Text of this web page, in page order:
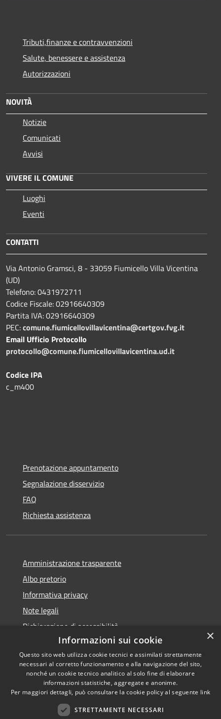
Tributi,finanze e contravvenzioni
Salute, benessere e assistenza
Autorizzazioni
NOVITÀ
Notizie
Comunicati
Avvisi
VIVERE IL COMUNE
Luoghi
Eventi
CONTATTI
Via Antonio Gramsci, 8 - 33059 Fiumicello Villa Vicentina
(UD)
Telefono: 0431972711
Codice Fiscale: 02916640309
Partita IVA: 02916640309
PEC:comune.fiumicellovillavicentina@certgov.fvg.it
Email Ufficio Protocollo
protocollo@comune.fiumicellovillavicentina.ud.it
Codice IPA
c_m400
Prenotazione appuntamento
Segnalazione disservizio
FAQ
Richiesta assistenza
Amministrazione trasparente
Albo pretorio
Informativa privacy
Note legali
Dichiarazione di accessibilità
Accessibilità
Privacy
Copyright ©
Comune di Fiumicello Villa
×
Informazioni sui cookie
Questo sito web utilizza cookie tecnici e assimilati strettamente
necessari al corretto funzionamento e alla navigazione del sito,
nonché un cookie tecnico analitico al solo fine di elaborare
informazioni statistiche, aggregate e anonime.
Per maggiori dettagli, può consultare la cookie policy al seguente link
STRETTAMENTE NECESSARI